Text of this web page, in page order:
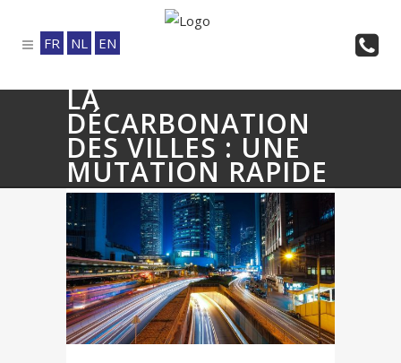
FR NL EN
LA
DÉCARBONATION
DES VILLES : UNE
MUTATION RAPIDE